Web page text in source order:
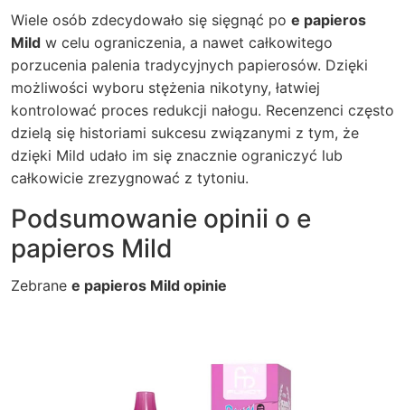
Wiele osób zdecydowało się sięgnąć po e papieros
Mild w celu ograniczenia, a nawet całkowitego
porzucenia palenia tradycyjnych papierosów. Dzięki
możliwości wyboru stężenia nikotyny, łatwiej
kontrolować proces redukcji nałogu. Recenzenci często
dzielą się historiami sukcesu związanymi z tym, że
dzięki Mild udało im się znacznie ograniczyć lub
całkowicie zrezygnować z tytoniu.
Podsumowanie opinii o e
papieros Mild
Zebrane e papieros Mild opinie